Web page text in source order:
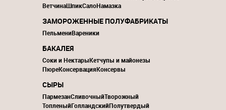
ВетчинаШпикСалоНамазка
ЗАМОРОЖЕННЫЕ ПОЛУФАБРИКАТЫ
ПельмениВареники
БАКАЛЕЯ
Соки и НектарыКетчупы и майонезы
ПюреКонсервацияКонсервы
СЫРЫ
ПармезанСливочныйТворожный
ТопленыйГолландскийПолутвердый